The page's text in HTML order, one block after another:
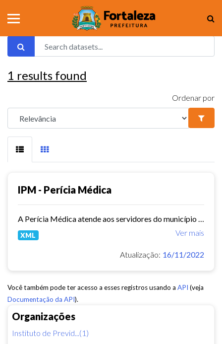
Organizações
Instituto de Previd...(1)
1 results found
Ordenar por
IPM - Perícia Médica
Ver mais
XML
Atualização: 16/11/2022
Você também pode ter acesso a esses registros usando a API (veja
Documentação da API).